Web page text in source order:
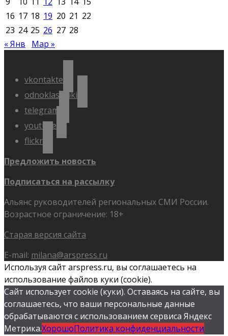
16 17 18 19 20 21 22
23 24 25 26 27 28
« Янв
Мар »
vkontakte
odnoklassniki
telegram
youtube
flickr
Предложить новость
Подписаться на рассылку
Альянс руководителей региональных СМИ России.
Возрастное ограничение: 18+
Старая версия сайта
E-mail: milana@arspress.ru
Используя сайт arspress.ru, вы соглашаетесь на
использование файлов куки (cookie).
Сайт использует cookie (куки). Оставаясь на сайте, вы
соглашаетесь, что ваши персональные данные
обрабатываются с использованием сервиса Яндекс
Метрика.ХорошоПолитика конфиденциальности